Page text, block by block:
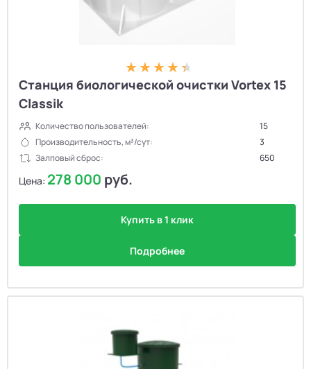
Станция биологической очистки Vortex 15
Classik
Количество пользователей:
15
Производительность, м³/сут:
3
Залповый сброс:
650
Цена: 278 000 руб.
Купить в 1 клик
Подробнее